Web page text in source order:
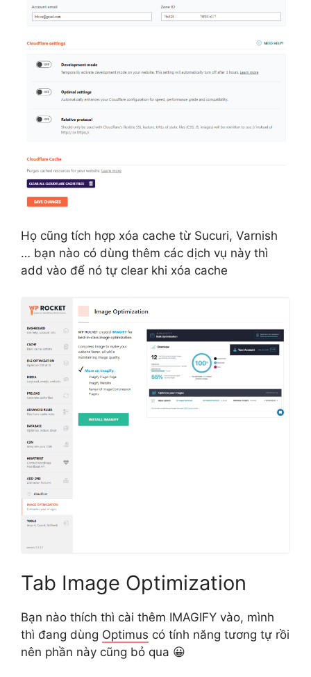
Họ cũng tích hợp xóa cache từ Sucuri, Varnish
… bạn nào có dùng thêm các dịch vụ này thì
add vào để nó tự clear khi xóa cache
Tab Image Optimization
Bạn nào thích thì cài thêm IMAGIFY vào, mình
thì đang dùng Optimus có tính năng tương tự rồi
nên phần này cũng bỏ qua 😀